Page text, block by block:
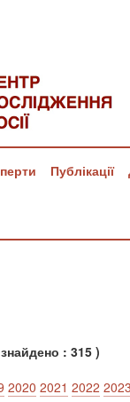
Публікації
: 315 )
2020 2021 2022